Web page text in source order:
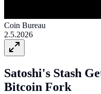
Coin Bureau
2.5.2026
Satoshi's Stash
Bitcoin Fork